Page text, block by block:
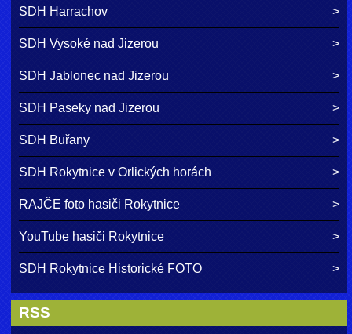
SDH Harrachov
SDH Vysoké nad Jizerou
SDH Jablonec nad Jizerou
SDH Paseky nad Jizerou
SDH Buřany
SDH Rokytnice v Orlických horách
RAJČE foto hasiči Rokytnice
YouTube hasiči Rokytnice
SDH Rokytnice Historické FOTO
RSS